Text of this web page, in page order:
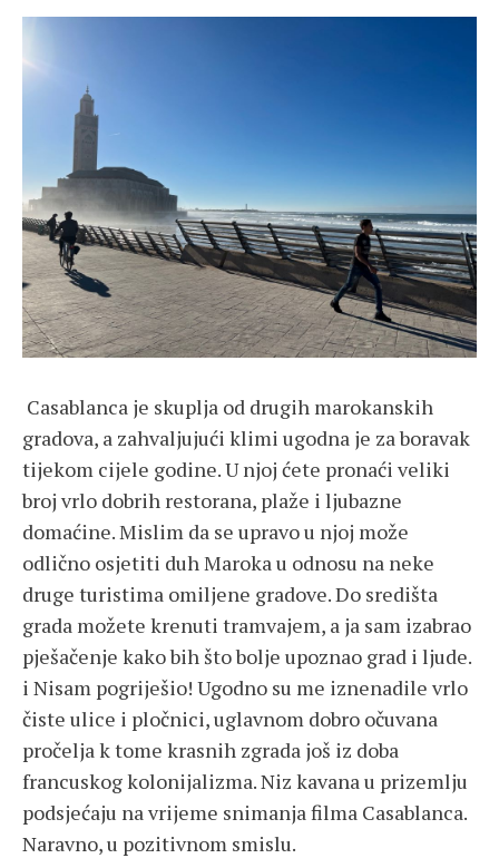
Casablanca je skuplja od drugih marokanskih
gradova, a zahvaljujući klimi ugodna je za boravak
tijekom cijele godine. U njoj ćete pronaći veliki
broj vrlo dobrih restorana, plaže i ljubazne
domaćine. Mislim da se upravo u njoj može
odlično osjetiti duh Maroka u odnosu na neke
druge turistima omiljene gradove. Do središta
grada možete krenuti tramvajem, a ja sam izabrao
pješačenje kako bih što bolje upoznao grad i ljude.
i Nisam pogriješio! Ugodno su me iznenadile vrlo
čiste ulice i pločnici, uglavnom dobro očuvana
pročelja k tome krasnih zgrada još iz doba
francuskog kolonijalizma. Niz kavana u prizemlju
podsjećaju na vrijeme snimanja filma Casablanca.
Naravno, u pozitivnom smislu.